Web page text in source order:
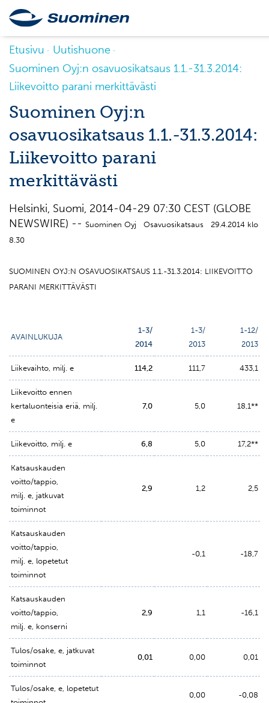
Etusivu
Uutishuone
Suominen Oyj:n osavuosikatsaus 1.1.-31.3.2014:
Liikevoitto parani merkittävästi
Suominen Oyj:n
osavuosikatsaus 1.1.-31.3.2014:
Liikevoitto parani
merkittävästi
Helsinki, Suomi, 2014-04-29 07:30 CEST (GLOBE
NEWSWIRE) -- Suominen Oyj Osavuosikatsaus 29.4.2014 klo
8.30
SUOMINEN OYJ:N OSAVUOSIKATSAUS 1.1.-31.3.2014: LIIKEVOITTO
PARANI MERKITTÄVÄSTI
AVAINLUKUJA
1-3/
2014
1-3/
2013
1-12/
2013
Liikevaihto, milj. e 114,2 111,7 433,1
Liikevoitto ennen
kertaluonteisia eriä, milj.
e
7,0 5,0 18,1**
Liikevoitto, milj. e 6,8 5,0 17,2**
Katsauskauden
voitto/tappio,
milj. e, jatkuvat
toiminnot
2,9 1,2 2,5
Katsauskauden
voitto/tappio,
milj. e, lopetetut
toiminnot
-0,1 -18,7
Katsauskauden
voitto/tappio,
milj. e, konserni
2,9 1,1 -16,1
Tulos/osake, e, jatkuvat
toiminnot
0,01 0,00 0,01
Tulos/osake, e, lopetetut
0,00 -0,08